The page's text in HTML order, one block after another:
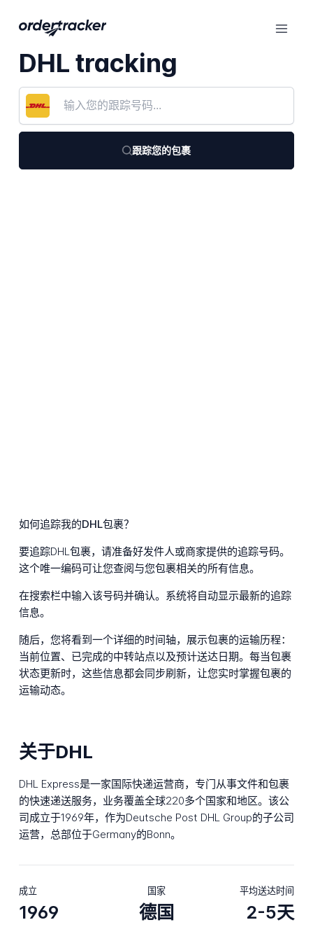
DHL tracking
跟踪您的包裹
如何追踪我的DHL包裹？
要追踪DHL包裹，请准备好发件人或商家提供的追踪号码。
这个唯一编码可让您查阅与您包裹相关的所有信息。
在搜索栏中输入该号码并确认。系统将自动显示最新的追踪
信息。
随后，您将看到一个详细的时间轴，展示包裹的运输历程：
当前位置、已完成的中转站点以及预计送达日期。每当包裹
状态更新时，这些信息都会同步刷新，让您实时掌握包裹的
运输动态。
关于DHL
DHL Express是一家国际快递运营商，专门从事文件和包裹
的快速递送服务，业务覆盖全球220多个国家和地区。该公
司成立于1969年，作为Deutsche Post DHL Group的子公司
运营，总部位于Germany的Bonn。
成立
1969
国家
德国
平均送达时间
2-5天